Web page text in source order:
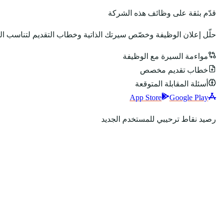
قدّم بثقة على وظائف هذه الشركة
حلّل إعلان الوظيفة وخصّص سيرتك الذاتية وخطاب التقديم لتناسب
مواءمة السيرة مع الوظيفة
خطاب تقديم مخصص
أسئلة المقابلة المتوقعة
App Store
Google Play
رصيد نقاط ترحيبي للمستخدم الجديد